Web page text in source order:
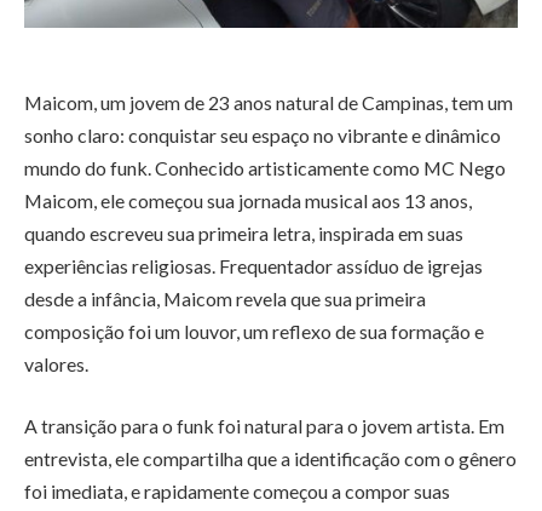
Maicom, um jovem de 23 anos natural de Campinas, tem um
sonho claro: conquistar seu espaço no vibrante e dinâmico
mundo do funk. Conhecido artisticamente como MC Nego
Maicom, ele começou sua jornada musical aos 13 anos,
quando escreveu sua primeira letra, inspirada em suas
experiências religiosas. Frequentador assíduo de igrejas
desde a infância, Maicom revela que sua primeira
composição foi um louvor, um reflexo de sua formação e
valores.
A transição para o funk foi natural para o jovem artista. Em
entrevista, ele compartilha que a identificação com o gênero
foi imediata, e rapidamente começou a compor suas